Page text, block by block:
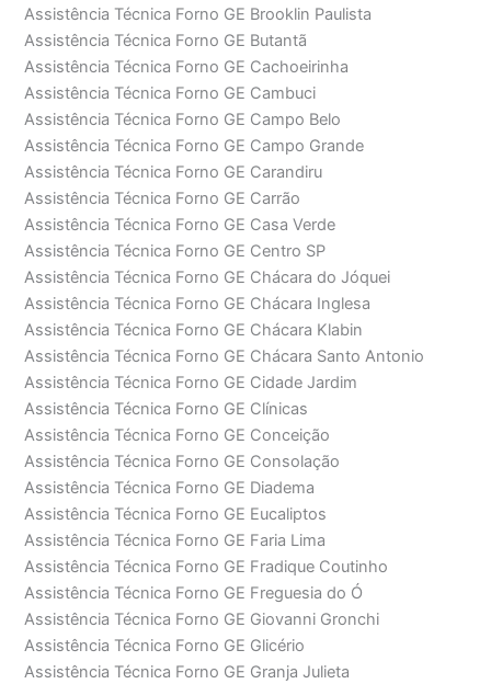
Assistência Técnica Forno GE Brooklin Paulista
Assistência Técnica Forno GE Butantã
Assistência Técnica Forno GE Cachoeirinha
Assistência Técnica Forno GE Cambuci
Assistência Técnica Forno GE Campo Belo
Assistência Técnica Forno GE Campo Grande
Assistência Técnica Forno GE Carandiru
Assistência Técnica Forno GE Carrão
Assistência Técnica Forno GE Casa Verde
Assistência Técnica Forno GE Centro SP
Assistência Técnica Forno GE Chácara do Jóquei
Assistência Técnica Forno GE Chácara Inglesa
Assistência Técnica Forno GE Chácara Klabin
Assistência Técnica Forno GE Chácara Santo Antonio
Assistência Técnica Forno GE Cidade Jardim
Assistência Técnica Forno GE Clínicas
Assistência Técnica Forno GE Conceição
Assistência Técnica Forno GE Consolação
Assistência Técnica Forno GE Diadema
Assistência Técnica Forno GE Eucaliptos
Assistência Técnica Forno GE Faria Lima
Assistência Técnica Forno GE Fradique Coutinho
Assistência Técnica Forno GE Freguesia do Ó
Assistência Técnica Forno GE Giovanni Gronchi
Assistência Técnica Forno GE Glicério
Assistência Técnica Forno GE Granja Julieta